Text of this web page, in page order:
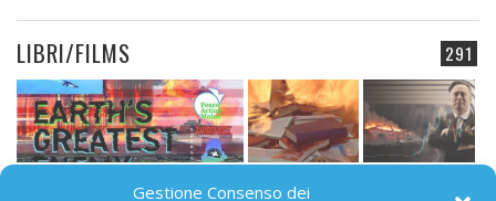
Gestione Consenso dei
291
LIBRI/FILMS